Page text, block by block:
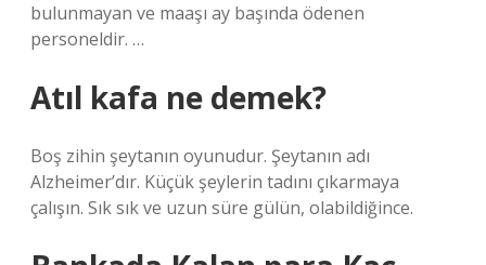
bulunmayan ve maaşı ay başında ödenen
personeldir. …
Atıl kafa ne demek?
Boş zihin şeytanın oyunudur. Şeytanın adı
Alzheimer’dır. Küçük şeylerin tadını çıkarmaya
çalışın. Sık sık ve uzun süre gülün, olabildiğince.